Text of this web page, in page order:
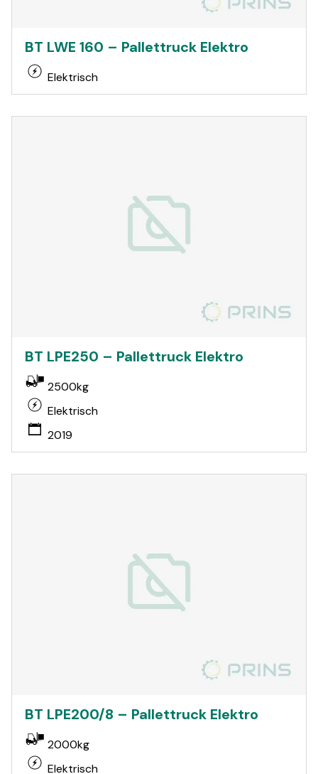
BT LWE 160 – Pallettruck Elektro
Elektrisch
BT LPE250 – Pallettruck Elektro
2500kg
Elektrisch
2019
BT LPE200/8 – Pallettruck Elektro
2000kg
Elektrisch